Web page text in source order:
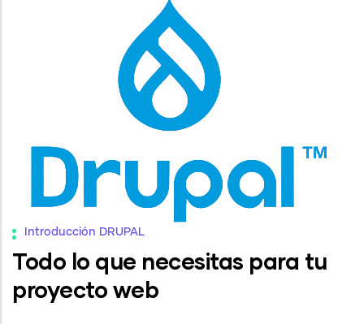
Introducción DRUPAL
Todo lo que necesitas para tu
proyecto web